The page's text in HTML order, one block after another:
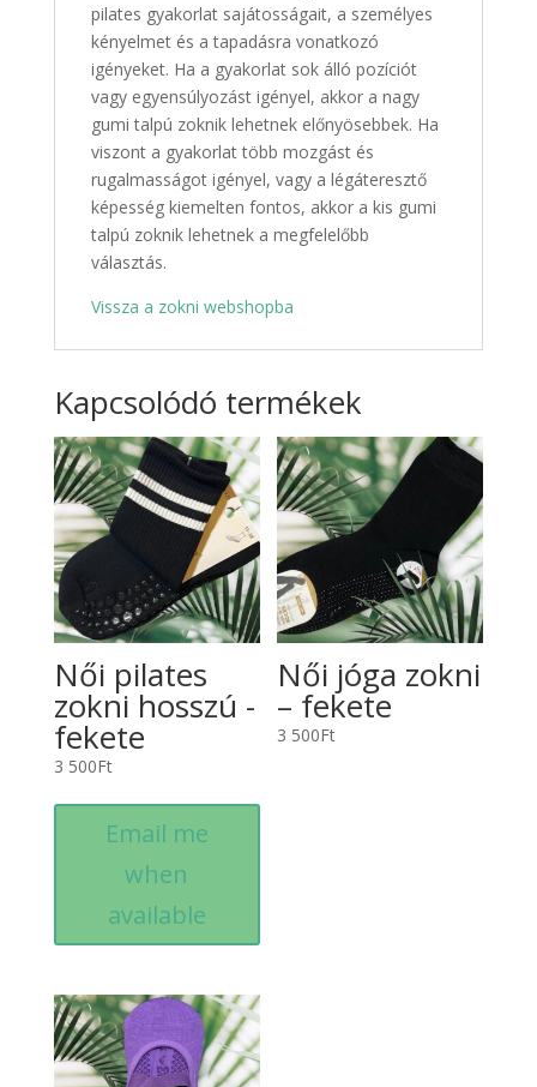
pilates gyakorlat sajátosságait, a személyes
kényelmet és a tapadásra vonatkozó
igényeket. Ha a gyakorlat sok álló pozíciót
vagy egyensúlyozást igényel, akkor a nagy
gumi talpú zoknik lehetnek előnyösebbek. Ha
viszont a gyakorlat több mozgást és
rugalmasságot igényel, vagy a légáteresztő
képesség kiemelten fontos, akkor a kis gumi
talpú zoknik lehetnek a megfelelőbb
választás.
Vissza a zokni webshopba
Kapcsolódó termékek
Női pilates
zokni hosszú -
fekete
3 500Ft
Email me
when
available
Női jóga zokni
– fekete
3 500Ft